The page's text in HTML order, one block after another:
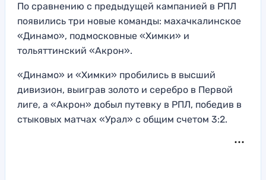
По сравнению с предыдущей кампанией в РПЛ
появились три новые команды: махачкалинское
«Динамо», подмосковные «Химки» и
тольяттинский «Акрон».
«Динамо» и «Химки» пробились в высший
дивизион, выиграв золото и серебро в Первой
лиге, а «Акрон» добыл путевку в РПЛ, победив в
стыковых матчах «Урал» с общим счетом 3:2.